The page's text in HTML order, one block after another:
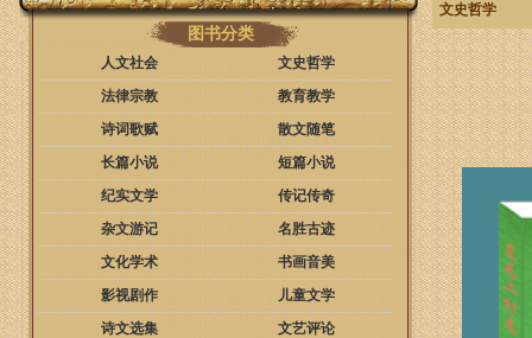
图书分类
人文社会
文史哲学
法律宗教
教育教学
诗词歌赋
散文随笔
长篇小说
短篇小说
纪实文学
传记传奇
杂文游记
名胜古迹
文化学术
书画音美
影视剧作
儿童文学
诗文选集
文艺评论
文史哲学